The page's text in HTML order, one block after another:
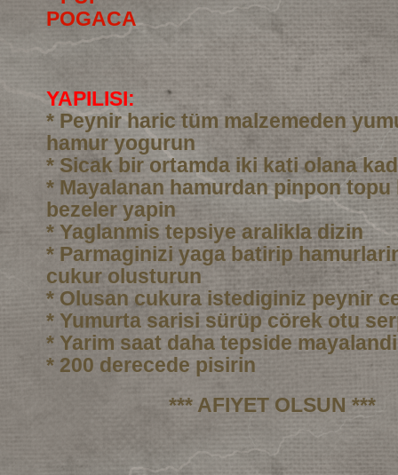
YAPILISI:
* Peynir haric tüm malzemeden
hamur yogurun
* Sicak bir ortamda iki kati olana
* Mayalanan hamurdan pinpon
bezeler yapin
* Yaglanmis tepsiye aralikla dizin
* Parmaginizi yaga batirip
cukur olusturun
* Olusan cukura istediginiz peynir
* Yumurta sarisi sürüp cörek otu
* Yarim saat daha tepside
* 200 derecede pisirin
*** AFIYET OLSUN ***